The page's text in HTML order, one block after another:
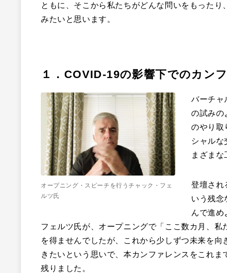
ともに、そこから私たちがどんな問いをもった
みたいと思います。
１．COVID-19の影響下でのカン
オープニング・スピーチを行うチャック・フェ
ルツ氏
バーチャ
の試みの
のやり取
シャルな
まざまな
登壇され
いう残念
んで進め
フェルツ氏が、オープニングで「ここ数カ月、
を得ませんでしたが、これから少しずつ未来を
きたいという思いで、本カンファレンスをこれ
残りました。